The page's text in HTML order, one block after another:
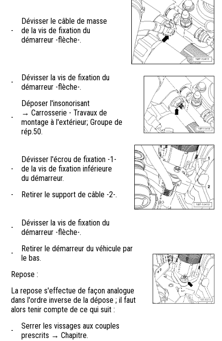
-
Dévisser le câble de masse
de la vis de fixation du
démarreur -flèche-.
-
Dévisser la vis de fixation du
démarreur -flèche-.
-
Déposer l'insonorisant
→ Carrosserie - Travaux de
montage à l'extérieur; Groupe de
rép.50.
-
Dévisser l'écrou de fixation -1-
de la vis de fixation inférieure
du démarreur.
-
Retirer le support de câble -2-.
-
Dévisser la vis de fixation du
démarreur -flèche-.
-
Retirer le démarreur du véhicule par
le bas.
Repose :
La repose s'effectue de façon analogue
dans l'ordre inverse de la dépose ; il faut
alors tenir compte de ce qui suit :
-
Serrer les vissages aux couples
prescrits → Chapitre.